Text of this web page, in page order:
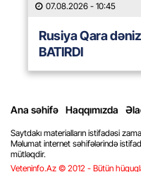
07.08.2026 - 10:45
Rusiya Qara
BATIRDI
Ana səhifə Haqqımızda
Saytdakı materialların istifadəsi
Məlumat internet səhifələrində
mütləqdir.
Veteninfo.Az © 2012 - Bütün